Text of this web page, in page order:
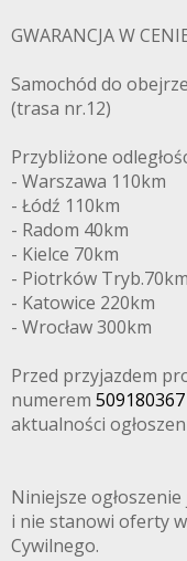
GWARANCJA W
Samochód do
(trasa nr.12)
Przybliżone
- Warszawa 110km
- Łódź 110km
- Radom 40km
- Kielce 70km
- Piotrków Tryb.70km
- Katowice 220km
- Wrocław 300km
Przed przyjazdem
numerem 509180367
aktualności
Niniejsze
i nie stanowi oferty
Cywilnego.